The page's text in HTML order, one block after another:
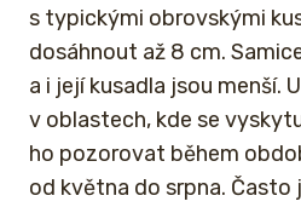
s typickými obrovskými
dosáhnout až 8 cm.
a i její kusadla jsou menší.
v oblastech, kde se
ho pozorovat během
od května do srpna. Často